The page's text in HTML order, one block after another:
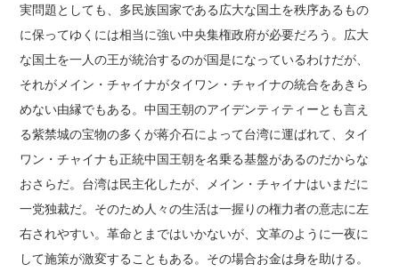
実問題としても、多民族国家である広大な国土を秩序あるもの
に保ってゆくには相当に強い中央集権政府が必要だろう。広大
な国土を一人の王が統治するのが国是になっているわけだが、
それがメイン・チャイナがタイワン・チャイナの統合をあきら
めない由縁でもある。中国王朝のアイデンティティーとも言え
る紫禁城の宝物の多くが蒋介石によって台湾に運ばれて、タイ
ワン・チャイナも正統中国王朝を名乗る基盤があるのだからな
おさらだ。台湾は民主化したが、メイン・チャイナはいまだに
一党独裁だ。そのため人々の生活は一握りの権力者の意志に左
右されやすい。革命とまではいかないが、文革のように一夜に
して施策が激変することもある。その場合お金は身を助ける。